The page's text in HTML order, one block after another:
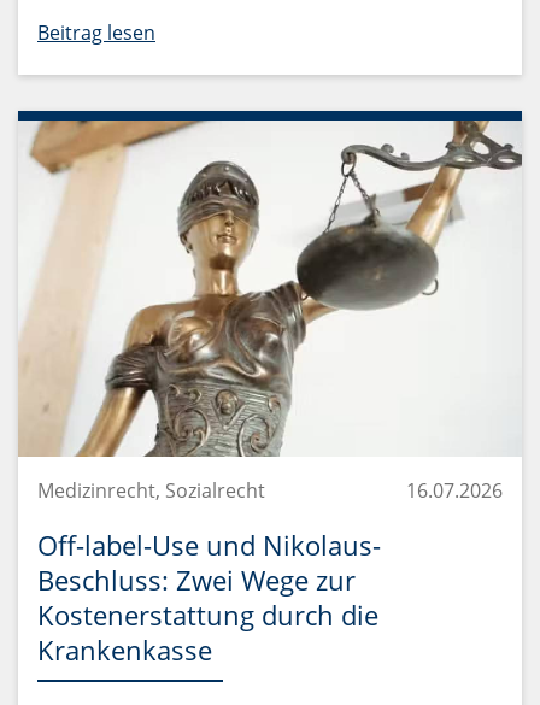
Beitrag lesen
Medizinrecht, Sozialrecht 16.07.2026
Off-label-Use und Nikolaus-
Beschluss: Zwei Wege zur
Kostenerstattung durch die
Krankenkasse